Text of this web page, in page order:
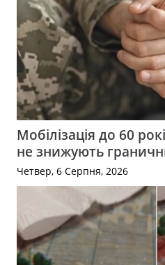
Мобілізація до 60
не знижують
Четвер, 6 Серпня, 2026